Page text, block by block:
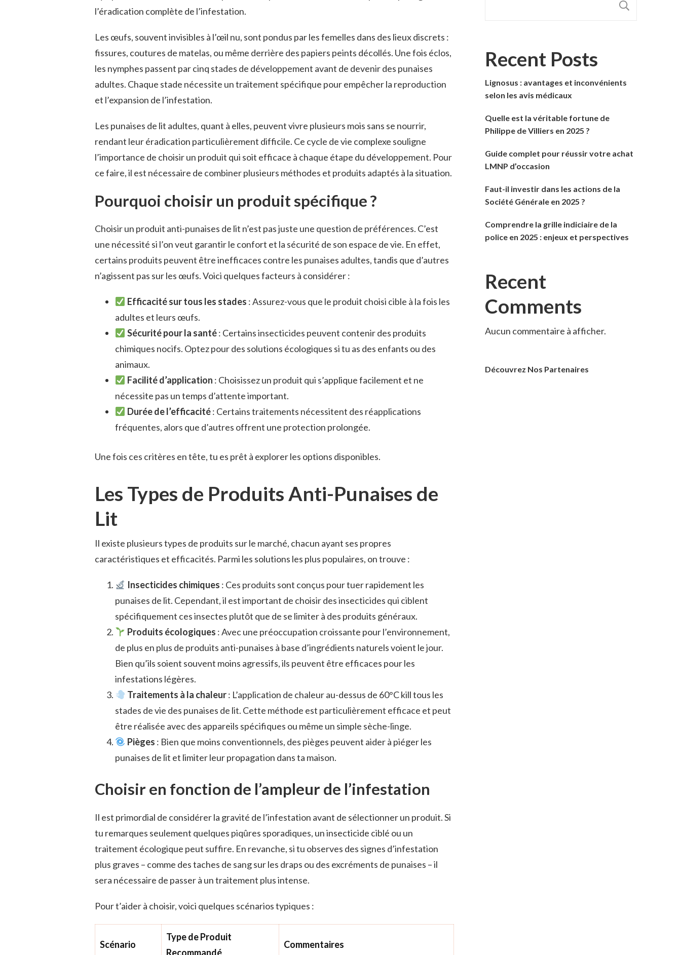
l’éradication complète de l’infestation.
Les œufs, souvent invisibles à l’œil nu, sont pondus par les femelles dans des lieux discrets :
fissures, coutures de matelas, ou même derrière des papiers peints décollés. Une fois éclos,
les nymphes passent par cinq stades de développement avant de devenir des punaises
adultes. Chaque stade nécessite un traitement spécifique pour empêcher la reproduction
et l’expansion de l’infestation.
Les punaises de lit adultes, quant à elles, peuvent vivre plusieurs mois sans se nourrir,
rendant leur éradication particulièrement difficile. Ce cycle de vie complexe souligne
l’importance de choisir un produit qui soit efficace à chaque étape du développement. Pour
ce faire, il est nécessaire de combiner plusieurs méthodes et produits adaptés à la situation.
Pourquoi choisir un produit spécifique ?
Choisir un produit anti-punaises de lit n’est pas juste une question de préférences. C’est
une nécessité si l’on veut garantir le confort et la sécurité de son espace de vie. En effet,
certains produits peuvent être inefficaces contre les punaises adultes, tandis que d’autres
n’agissent pas sur les œufs. Voici quelques facteurs à considérer :
Efficacité sur tous les stades : Assurez-vous que le produit choisi cible à la fois les
adultes et leurs œufs.
Sécurité pour la santé: Certains insecticides peuvent contenir des produits
chimiques nocifs. Optez pour des solutions écologiques si tu as des enfants ou des
animaux.
Facilité d’application : Choisissez un produit qui s’applique facilement et ne
nécessite pas un temps d’attente important.
Durée de l’efficacité: Certains traitements nécessitent des réapplications
fréquentes, alors que d’autres offrent une protection prolongée.
Une fois ces critères en tête, tu es prêt à explorer les options disponibles.
Les Types de Produits Anti-Punaises de
Lit
Il existe plusieurs types de produits sur le marché, chacun ayant ses propres
caractéristiques et efficacités. Parmi les solutions les plus populaires, on trouve :
Insecticides chimiques : Ces produits sont conçus pour tuer rapidement les
punaises de lit. Cependant, il est important de choisir des insecticides qui ciblent
spécifiquement ces insectes plutôt que de se limiter à des produits généraux.
Produits écologiques : Avec une préoccupation croissante pour l’environnement,
de plus en plus de produits anti-punaises à base d’ingrédients naturels voient le jour.
Bien qu’ils soient souvent moins agressifs, ils peuvent être efficaces pour les
infestations légères.
Traitements à la chaleur: L’application de chaleur au-dessus de 60°C kill tous les
stades de vie des punaises de lit. Cette méthode est particulièrement efficace et peut
être réalisée avec des appareils spécifiques ou même un simple sèche-linge.
Pièges : Bien que moins conventionnels, des pièges peuvent aider à piéger les
punaises de lit et limiter leur propagation dans ta maison.
Choisir en fonction de l’ampleur de l’infestation
Il est primordial de considérer la gravité de l’infestation avant de sélectionner un produit. Si
tu remarques seulement quelques piqûres sporadiques, un insecticide ciblé ou un
traitement écologique peut suffire. En revanche, si tu observes des signes d’infestation
plus graves – comme des taches de sang sur les draps ou des excréments de punaises – il
sera nécessaire de passer à un traitement plus intense.
Pour t’aider à choisir, voici quelques scénarios typiques :
Scénario
Type de Produit
Recommandé
Commentaires
Recent Posts
Lignosus : avantages et inconvénients
selon les avis médicaux
Quelle est la véritable fortune de
Philippe de Villiers en 2025 ?
Guide complet pour réussir votre achat
LMNP d’occasion
Faut-il investir dans les actions de la
Société Générale en 2025 ?
Comprendre la grille indiciaire de la
police en 2025 : enjeux et perspectives
Recent
Comments
Aucun commentaire à afficher.
Découvrez Nos Partenaires